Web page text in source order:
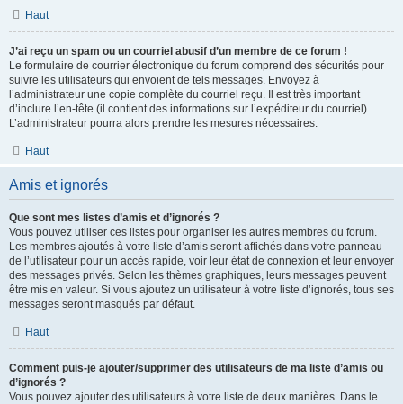
Haut
J’ai reçu un spam ou un courriel abusif d’un membre de ce forum !
Le formulaire de courrier électronique du forum comprend des sécurités pour
suivre les utilisateurs qui envoient de tels messages. Envoyez à
l’administrateur une copie complète du courriel reçu. Il est très important
d’inclure l’en-tête (il contient des informations sur l’expéditeur du courriel).
L’administrateur pourra alors prendre les mesures nécessaires.
Haut
Amis et ignorés
Que sont mes listes d’amis et d’ignorés ?
Vous pouvez utiliser ces listes pour organiser les autres membres du forum.
Les membres ajoutés à votre liste d’amis seront affichés dans votre panneau
de l’utilisateur pour un accès rapide, voir leur état de connexion et leur envoyer
des messages privés. Selon les thèmes graphiques, leurs messages peuvent
être mis en valeur. Si vous ajoutez un utilisateur à votre liste d’ignorés, tous ses
messages seront masqués par défaut.
Haut
Comment puis-je ajouter/supprimer des utilisateurs de ma liste d’amis ou
d’ignorés ?
Vous pouvez ajouter des utilisateurs à votre liste de deux manières. Dans le